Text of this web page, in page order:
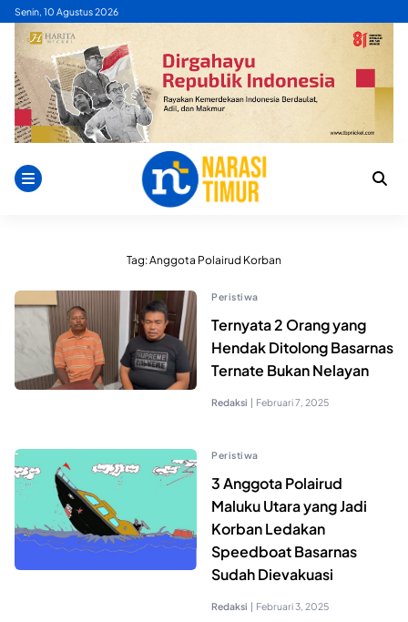
Skip
content
Senin, 10 Agustus 2026
Tag:Anggota Polairud Korban
Peristiwa
Ternyata 2 Orang yang
Hendak Ditolong Basarnas
Ternate Bukan Nelayan
Redaksi | Februari 7, 2025
Peristiwa
3 Anggota Polairud
Maluku Utara yang Jadi
Korban Ledakan
Speedboat Basarnas
Sudah Dievakuasi
Redaksi | Februari 3, 2025